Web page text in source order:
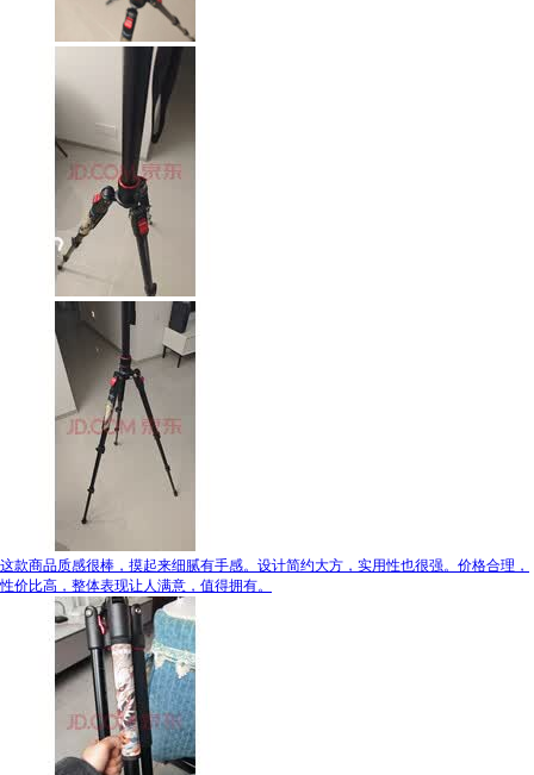
这款商品质感很棒，摸起来细腻有手感。设计简约大方，实用性也很强。价格合理，
性价比高，整体表现让人满意，值得拥有。